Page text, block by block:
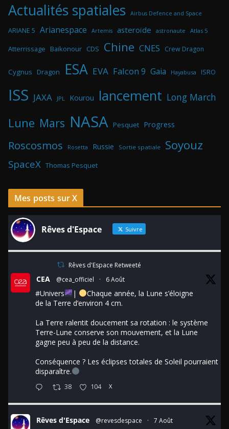
Actualités spatiales Airbus Defence and Space
ARIANE 5 Arianespace Artemis asteroïde astronaute Atlas 5
Atterrissage Baikonour CDS Chine CNES Crew Dragon
Cygnus Dragon ESA EVA Falcon 9 Gaia Hayabusa ISRO
ISS JAXA JPL Kourou lancement Long March
Lune Mars NASA Pesquet Progress
Roscosmos Rosetta Russie Sortie spatiale Soyouz
SpaceX Thomas Pesquet
Mes posts sur X
Rêves d'Espace Suivre
Rêves d'Espace Retweeté
CEA @cea_officiel · 6 Août
#Univers |
Chaque année, la Lune s’éloigne
de la Terre d’environ 4 cm.
La Terre ralentit doucement sa rotation : le système
Terre-Lune conserve son mouvement, et la Lune
gagne peu à peu de la distance.
Conséquence ? Les éclipses totales de Soleil pourraient
disparaître.
38 104 X
Rêves d'Espace @revesdespace · 7 Août